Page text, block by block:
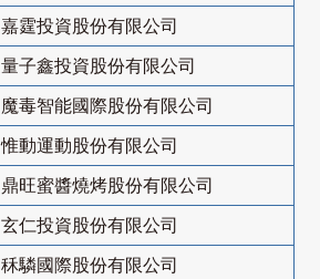
嘉霆投資股份有限公司
量子鑫投資股份有限公司
魔毒智能國際股份有限公司
惟動運動股份有限公司
鼎旺蜜醬燒烤股份有限公司
玄仁投資股份有限公司
秝驎國際股份有限公司